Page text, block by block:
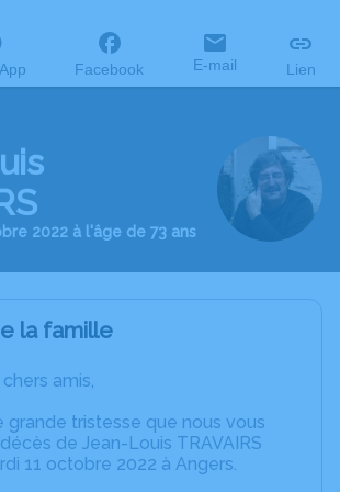
Facebook E-mail Lien
2022 à l'âge de 73 ans
la famille
amis,
grande tristesse que nous vous
de Jean-Louis TRAVAIRS
11 octobre 2022 à Angers.